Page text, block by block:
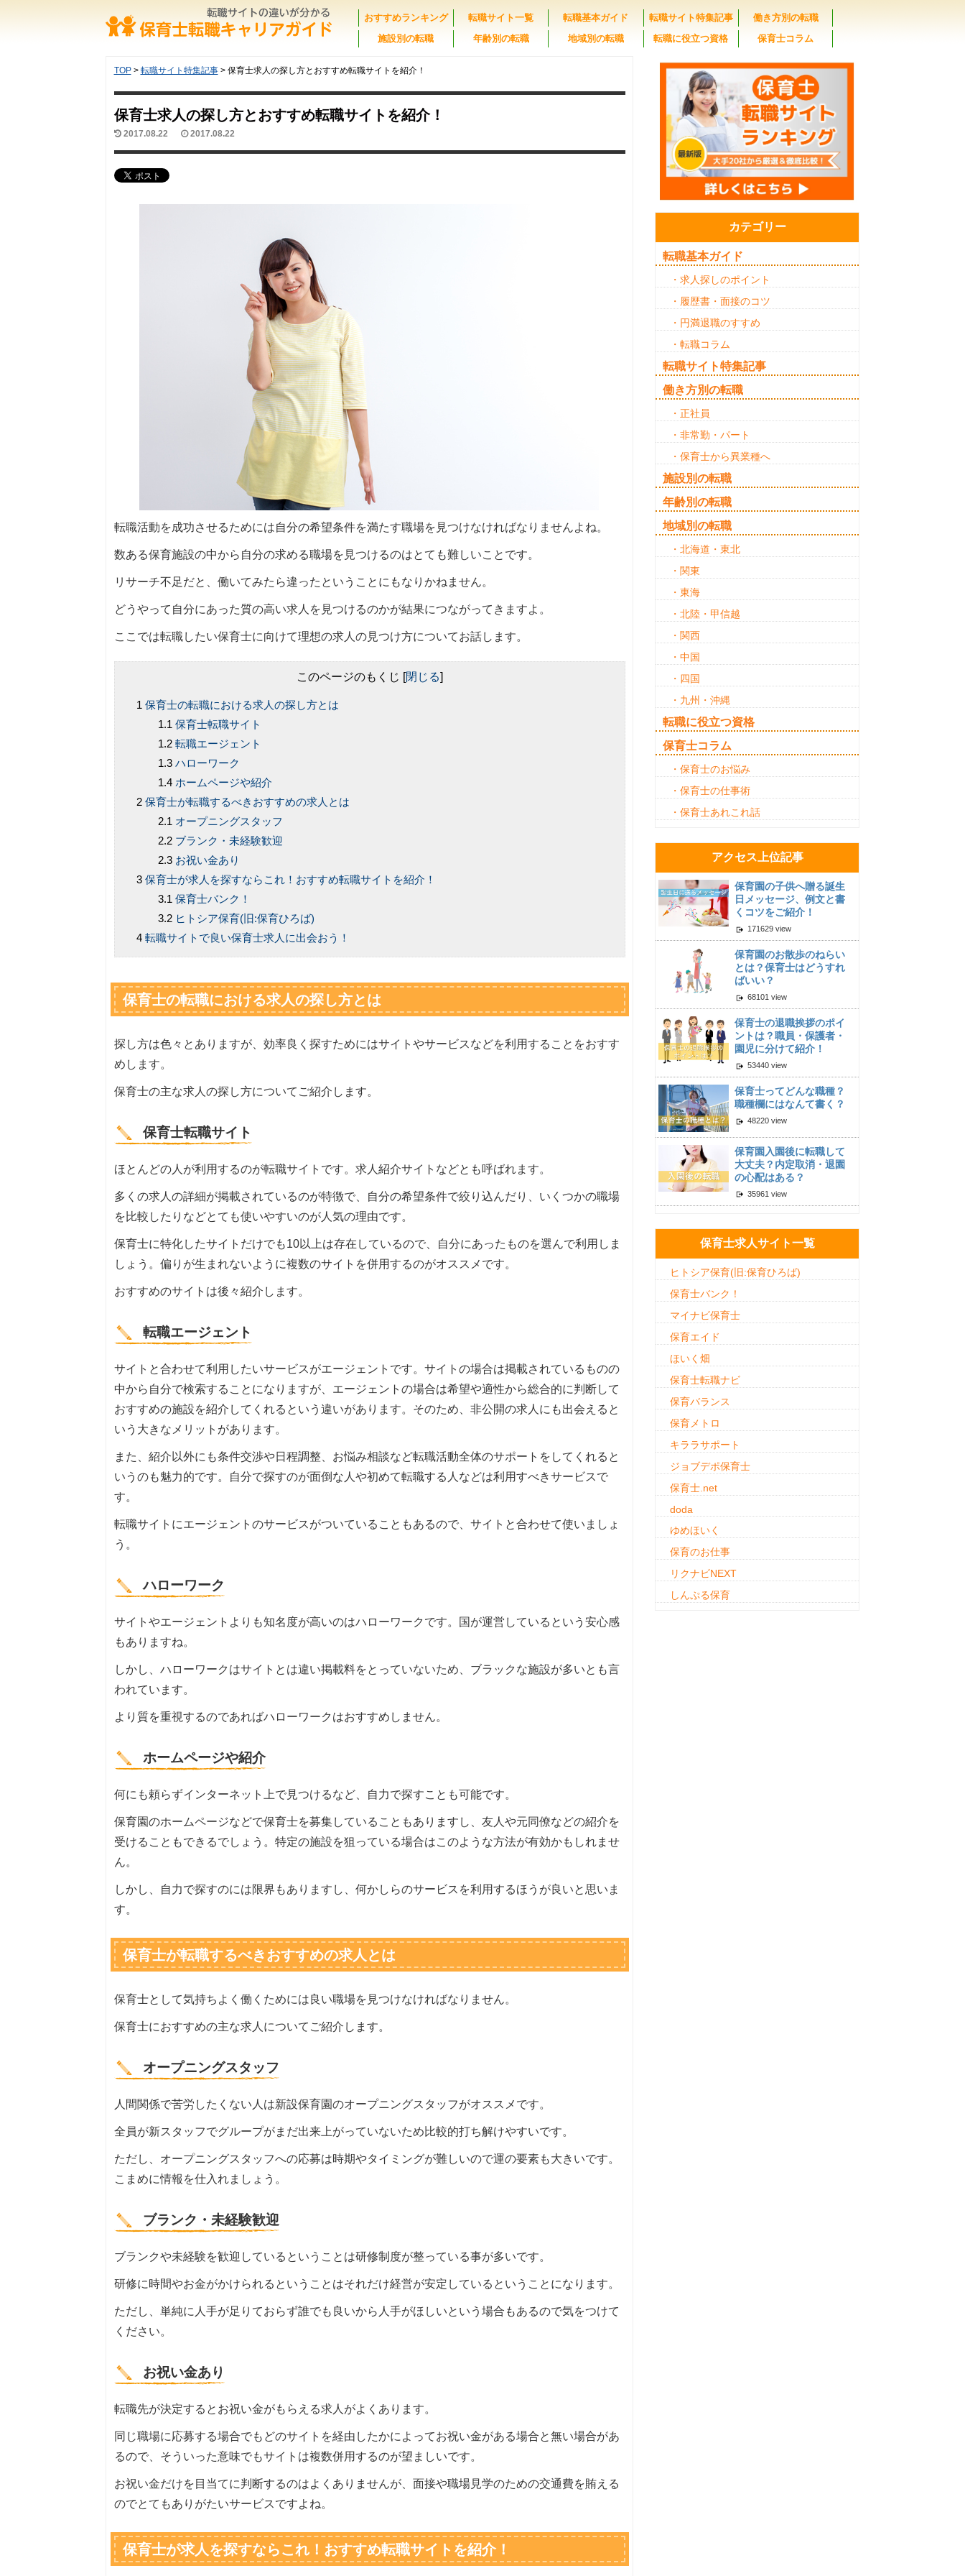
おすすめランキング 転職サイト一覧 転職基本ガイド 転職サイト特集記事
働き方別の転職
施設別の転職
年齢別の転職 地域別の転職 転職に役立つ資格 保育士コラム
TOP> 転職サイト特集記事 > 保育士求人の探し方とおすすめ転職サイトを紹介！
保育士求人の探し方とおすすめ転職サイトを紹介！
2017.08.22 2017.08.22
転職活動を成功させるためには自分の希望条件を満たす職場を見つけなければなりませんよね。
数ある保育施設の中から自分の求める職場を見つけるのはとても難しいことです。
リサーチ不足だと、働いてみたら違ったということにもなりかねません。
どうやって自分にあった質の高い求人を見つけるのかが結果につながってきますよ。
ここでは転職したい保育士に向けて理想の求人の見つけ方についてお話します。
このページのもくじ [閉じる]
保育士の転職における求人の探し方とは
保育士転職サイト
転職エージェント
ハローワーク
ホームページや紹介
保育士が転職するべきおすすめの求人とは
オープニングスタッフ
ブランク・未経験歓迎
お祝い金あり
保育士が求人を探すならこれ！おすすめ転職サイトを紹介！
保育士バンク！
ヒトシア保育(旧:保育ひろば)
転職サイトで良い保育士求人に出会おう！
保育士の転職における求人の探し方とは
探し方は色々とありますが、効率良く探すためにはサイトやサービスなどを利用することをおすす
めします。
保育士の主な求人の探し方についてご紹介します。
保育士転職サイト
ほとんどの人が利用するのが転職サイトです。求人紹介サイトなどとも呼ばれます。
多くの求人の詳細が掲載されているのが特徴で、自分の希望条件で絞り込んだり、いくつかの職場
を比較したりなどとても使いやすいのが人気の理由です。
保育士に特化したサイトだけでも10以上は存在しているので、自分にあったものを選んで利用しま
しょう。偏りが生まれないように複数のサイトを併用するのがオススメです。
おすすめのサイトは後々紹介します。
転職エージェント
サイトと合わせて利用したいサービスがエージェントです。サイトの場合は掲載されているものの
中から自分で検索することになりますが、エージェントの場合は希望や適性から総合的に判断して
おすすめの施設を紹介してくれるという違いがあります。そのため、非公開の求人にも出会えると
いう大きなメリットがあります。
また、紹介以外にも条件交渉や日程調整、お悩み相談など転職活動全体のサポートをしてくれると
いうのも魅力的です。自分で探すのが面倒な人や初めて転職する人などは利用すべきサービスで
す。
転職サイトにエージェントのサービスがついていることもあるので、サイトと合わせて使いましょ
う。
ハローワーク
サイトやエージェントよりも知名度が高いのはハローワークです。国が運営しているという安心感
もありますね。
しかし、ハローワークはサイトとは違い掲載料をとっていないため、ブラックな施設が多いとも言
われています。
より質を重視するのであればハローワークはおすすめしません。
ホームページや紹介
何にも頼らずインターネット上で見つけるなど、自力で探すことも可能です。
保育園のホームページなどで保育士を募集していることもありますし、友人や元同僚などの紹介を
受けることもできるでしょう。特定の施設を狙っている場合はこのような方法が有効かもしれませ
ん。
しかし、自力で探すのには限界もありますし、何かしらのサービスを利用するほうが良いと思いま
す。
保育士が転職するべきおすすめの求人とは
保育士として気持ちよく働くためには良い職場を見つけなければなりません。
保育士におすすめの主な求人についてご紹介します。
オープニングスタッフ
人間関係で苦労したくない人は新設保育園のオープニングスタッフがオススメです。
全員が新スタッフでグループがまだ出来上がっていないため比較的打ち解けやすいです。
ただし、オープニングスタッフへの応募は時期やタイミングが難しいので運の要素も大きいです。
こまめに情報を仕入れましょう。
ブランク・未経験歓迎
ブランクや未経験を歓迎しているということは研修制度が整っている事が多いです。
研修に時間やお金がかけられるということはそれだけ経営が安定しているということになります。
ただし、単純に人手が足りておらず誰でも良いから人手がほしいという場合もあるので気をつけて
ください。
お祝い金あり
転職先が決定するとお祝い金がもらえる求人がよくあります。
同じ職場に応募する場合でもどのサイトを経由したかによってお祝い金がある場合と無い場合があ
るので、そういった意味でもサイトは複数併用するのが望ましいです。
お祝い金だけを目当てに判断するのはよくありませんが、面接や職場見学のための交通費を賄える
のでとてもありがたいサービスですよね。
保育士が求人を探すならこれ！おすすめ転職サイトを紹介！
カテゴリー
転職基本ガイド
・求人探しのポイント
・履歴書・面接のコツ
・円満退職のすすめ
・転職コラム
転職サイト特集記事
働き方別の転職
・正社員
・非常勤・パート
・保育士から異業種へ
施設別の転職
年齢別の転職
地域別の転職
・北海道・東北
・関東
・東海
・北陸・甲信越
・関西
・中国
・四国
・九州・沖縄
転職に役立つ資格
保育士コラム
・保育士のお悩み
・保育士の仕事術
・保育士あれこれ話
アクセス上位記事
保育園の子供へ贈る誕生
日メッセージ、例文と書
くコツをご紹介！
171629 view
保育園のお散歩のねらい
とは？保育士はどうすれ
ばいい？
68101 view
保育士の退職挨拶のポイ
ントは？職員・保護者・
園児に分けて紹介！
53440 view
保育士ってどんな職種？
職種欄にはなんて書く？
48220 view
保育園入園後に転職して
大丈夫？内定取消・退園
の心配はある？
35961 view
保育士求人サイト一覧
ヒトシア保育(旧:保育ひろば)
保育士バンク！
マイナビ保育士
保育エイド
ほいく畑
保育士転職ナビ
保育バランス
保育メトロ
キララサポート
ジョブデポ保育士
保育士.net
doda
ゆめほいく
保育のお仕事
リクナビNEXT
しんぷる保育